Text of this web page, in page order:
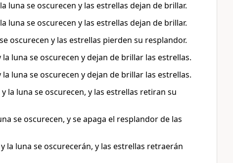
luna se oscurecen y las estrellas dejan de brillar.
luna se oscurecen y las estrellas dejan de brillar.
oscurecen y las estrellas pierden su resplandor.
luna se oscurecen y dejan de brillar las estrellas.
luna se oscurecen y dejan de brillar las estrellas.
la luna se oscurecen, y las estrellas retiran su
se oscurecen, y se apaga el resplandor de las
la luna se oscurecerán, y las estrellas retraerán